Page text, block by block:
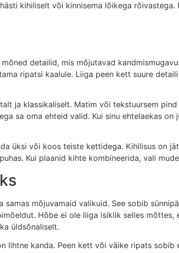
kihiliselt või kinnisema lõikega rõivastega.
detailid, mis mõjutavad
ripatsi kaalule. Liiga peen kett suure
ja klassikaliselt. Matim või tekstuursem
sa oma ehteid valid. Kui sinu ehtelaekas
üksi või koos teiste kettidega. Kihilisus on
Kui plaanid kihte kombineerida, vali
mõjuvamaid valikuid. See sobib
Hõbe ei ole liiga isiklik selles mõttes,
üldsõnaliselt.
lihtne kanda. Peen kett või väike ripats